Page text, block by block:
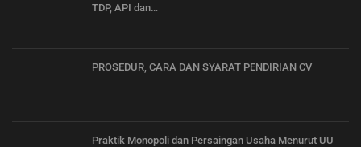
TDP, API dan…
PROSEDUR, CARA DAN SYARAT PENDIRIAN CV
Praktik Monopoli dan Persaingan Usaha Menurut UU